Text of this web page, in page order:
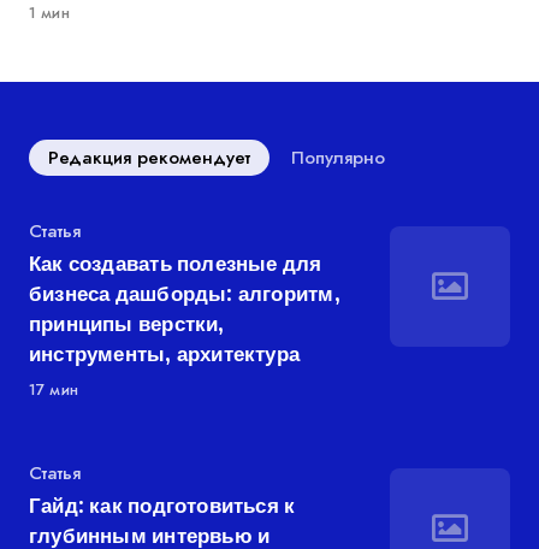
1 мин
Редакция рекомендует Популярно
Категория
Статья
Как создавать полезные для
бизнеса дашборды: алгоритм,
принципы верстки,
инструменты, архитектура
17 мин
Категория
Статья
Гайд: как подготовиться к
глубинным интервью и